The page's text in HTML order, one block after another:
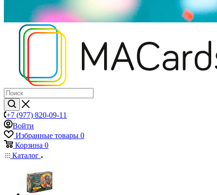
+7 (977) 820-09-11
Войти
Избранные товары 0
Корзина 0
Каталог